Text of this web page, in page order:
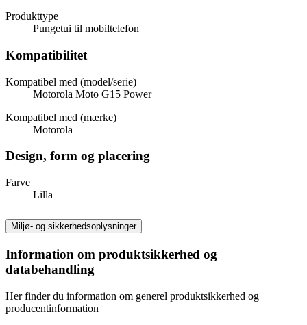
Produkttype
Pungetui til mobiltelefon
Kompatibilitet
Kompatibel med (model/serie)
Motorola Moto G15 Power
Kompatibel med (mærke)
Motorola
Design, form og placering
Farve
Lilla
Miljø- og sikkerhedsoplysninger
Information om produktsikkerhed og
databehandling
Her finder du information om generel produktsikkerhed og
producentinformation